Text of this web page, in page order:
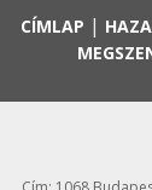
CÍMLAP |